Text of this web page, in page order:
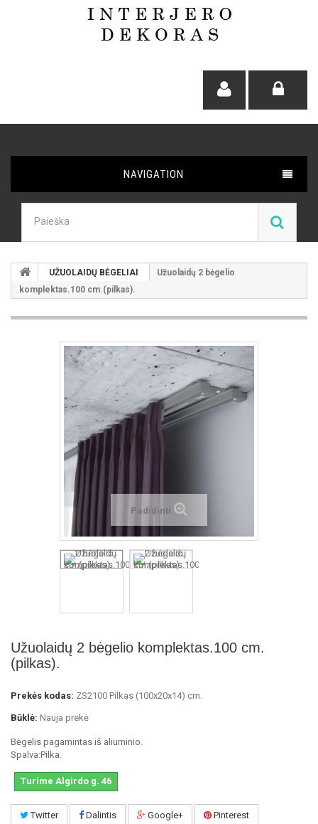
NAVIGATION
UŽUOLAIDŲ BĖGELIAI
Užuolaidų 2 bėgelio
komplektas.100 cm.(pilkas).
Padidinti
Užuolaidų 2 bėgelio komplektas.100 cm.
(pilkas).
Prekės kodas: ZS2100 Pilkas (100x20x14) cm.
Būklė: Nauja prekė
Bėgelis pagamintas iš aliuminio.
Spalva:Pilka.
Turime Algirdo g. 46
Twitter Dalintis Google+
Pinterest